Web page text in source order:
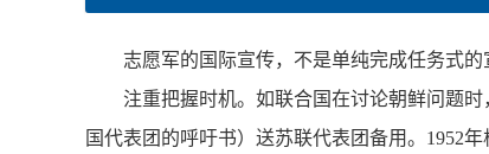
志愿军的国际宣传，不是单纯完成任务式
注重把握时机。如联合国在讨论朝鲜问题
国代表团的呼吁书）送苏联代表团备用。1952